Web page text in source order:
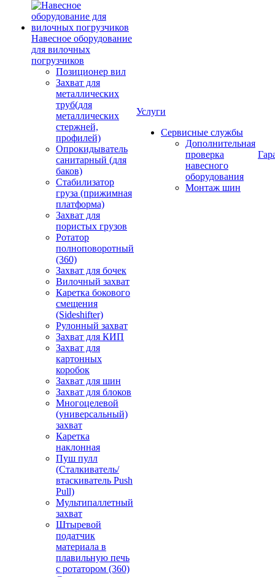
Навесное оборудование
для вилочных
погрузчиков
Позиционер вил
Захват для
металлических
труб(для
металлических
стержней,
профилей)
Опрокидыватель
санитарный (для
баков)
Стабилизатор
груза (прижимная
платформа)
Захват для
пористых грузов
Ротатор
полноповоротный
(360)
Захват для бочек
Вилочный захват
Каретка бокового
смещения
(Sideshifter)
Рулонный захват
Захват для КИП
Захват для
картонных
коробок
Захват для шин
Захват для блоков
Многоцелевой
(универсальный)
захват
Каретка
наклонная
Пуш пулл
(Сталкиватель/
втаскиватель Push
Pull)
Мультипаллетный
захват
Штыревой
податчик
материала в
плавильную печь
с ротатором (360)
Услуги
Сервисные службы
Дополнительная
проверка
навесного
оборудования
Монтаж шин